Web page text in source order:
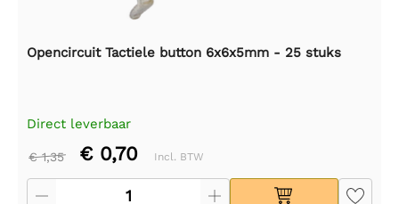
Opencircuit Tactiele button 6x6x5mm - 25 stuks
Direct leverbaar
€ 1,35 € 0,70 Incl. BTW